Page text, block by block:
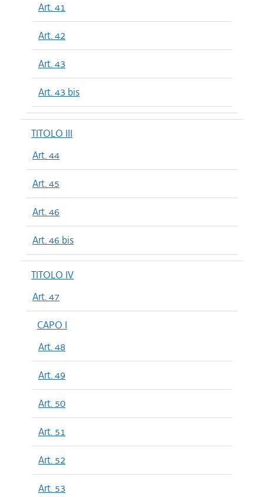
Art. 41
Art. 42
Art. 43
Art. 43 bis
TITOLO III
Art. 44
Art. 45
Art. 46
Art. 46 bis
TITOLO IV
Art. 47
CAPO I
Art. 48
Art. 49
Art. 50
Art. 51
Art. 52
Art. 53